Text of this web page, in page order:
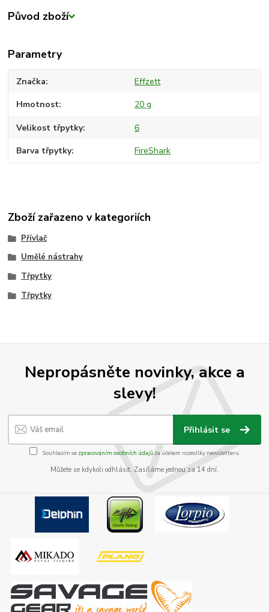
Původ zboží
Parametry
Značka Effzett
Hmotnost 20 g
Velikost třpytky 6
Barva třpytky FireShark
Zboží zařazeno v kategoriích
Přívlač
Umělé nástrahy
Třpytky
Třpytky
Nepropásněte novinky, akce a
slevy!
Přihlásit se
Souhlasím se zpracováním osobních údajůza účelem rozesílky newsletteru.
Můžete se kdykoli odhlásit. Zasíláme jednou za 14 dní.